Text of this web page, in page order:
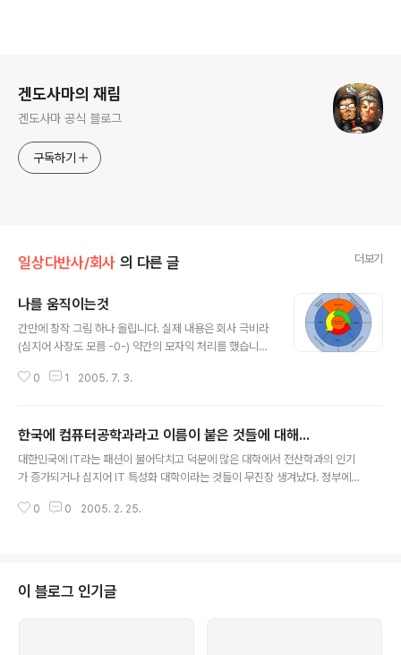
겐도사마의 재림
겐도사마 공식 블로그
구독하기
일상다반사/회사 의 다른 글 더보기
나를 움직이는것
간만에 창작 그림 하나 올립니다. 실제 내용은 회사 극비라
(심지어 사장도 모름 -0-) 약간의 모자익 처리를 했습니다.
보이는 게 전부이니 계속 글을 읽으시면 됩니다. 시작은 한
의 다른 분들은 어디서 훔쳐온거냐고 묻는데 순수 창작품 1
00%입니다. Visio로 그리는데 대략 한시간 반정도 걸렸
습니다. 대충 보시면 원 형태임을 알 수 있는데 새로 만들고
있고 이번에 그중 일부를 만들자고 하는 중입니다. 아직 프
0 1 2005. 7. 3.
한국에 컴퓨터공학과라고 이름이 붙은 것들에 대해...
대한민국에 IT라는 패션이 불어닥치고 덕분에 많은 대학에서 전산학과의 인기
가 증가되거나 심지어 IT 특성화 대학이라는 것들이 무진장 생겨났다. 정부에서
어이 황당한 일들을 겪고 말았다. 우선 학원들... 6개월만에 무엇을 배우겠는
과 의미나 정확히 가르쳐나 줬으면 한다. 아니 괜시리 사람들 허송세월 시키는
짓이나 그만 두었으면 한다. 돈을 받았으면 제대로 된 서비스를 제공해야 할 것
0 0 2005. 2. 25.
이 블로그 인기글